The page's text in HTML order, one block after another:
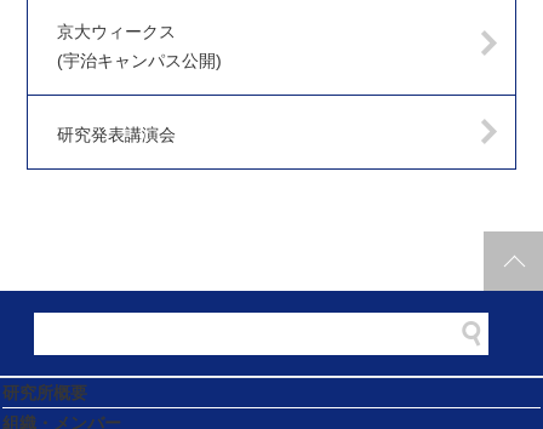
京大ウィークス
(宇治キャンパス公開)
研究発表講演会
研究所概要
組織・メンバー